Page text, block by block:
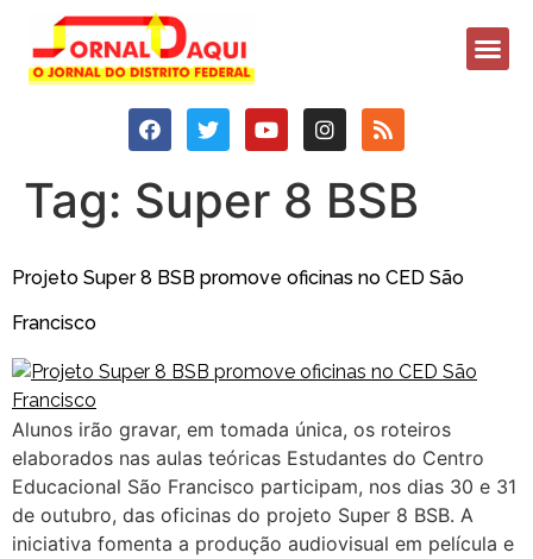
Tag: Super 8 BSB
Projeto Super 8 BSB promove oficinas no CED São
Francisco
Alunos irão gravar, em tomada única, os roteiros
elaborados nas aulas teóricas Estudantes do Centro
Educacional São Francisco participam, nos dias 30 e 31
de outubro, das oficinas do projeto Super 8 BSB. A
iniciativa fomenta a produção audiovisual em película e